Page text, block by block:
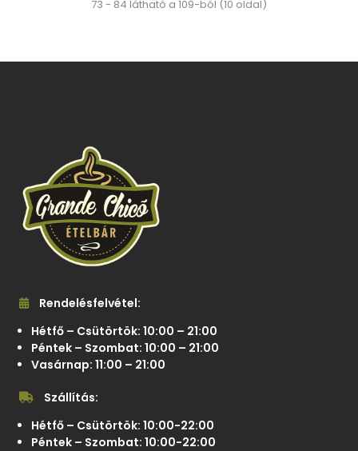
73 - 84 látható a 109-ból (10 oldal)
Rendelésfelvétel:
Hétfő – Csütörtök: 10:00 – 21:00
Péntek – Szombat: 10:00 – 21:00
Vasárnap: 11:00 – 21:00
Szállítás:
Hétfő – Csütörtök: 10:00-22:00
Péntek – Szombat: 10:00-22:00